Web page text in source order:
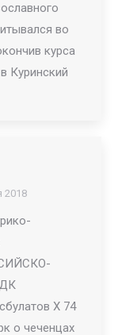
во
курса
Куринский
2018
X 74
о чеченцах